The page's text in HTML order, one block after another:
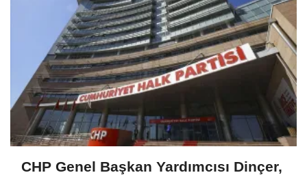
CHP Genel Başkan Yardımcısı Dinçer,